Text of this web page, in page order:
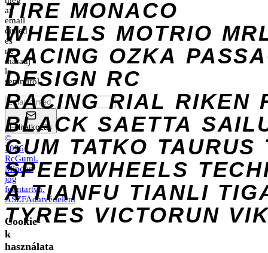
TIRE MONACO
WHEELS MOTRIO
RACING OZKA
DESIGN RC
RACING RIAL RIKEN
BLACK SAETTA
GUM TATKO TAURUS
SPEEDWHEELS
A TIANFU TIANLI
TYRES VICTORUN
az
email
címed
és
ne
maradj
le
semmiről.
Feliratkozás
©
2026
RcGumi.
Minden
jog
fenntartva.
ÁSZFAdatvédelem
Cookie-
k
használata